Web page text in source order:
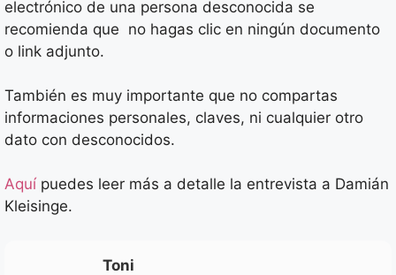
electrónico de una persona desconocida se
recomienda que no hagas clic en ningún documento
o link adjunto.
También es muy importante que no compartas
informaciones personales, claves, ni cualquier otro
dato con desconocidos.
Aquí puedes leer más a detalle la entrevista a Damián
Kleisinge.
Toni